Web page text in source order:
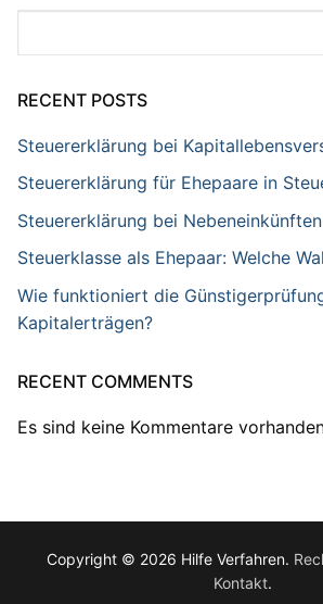
RECENT POSTS
Steuererklärung bei
Steuererklärung für Ehepaare in
Steuererklärung bei
Steuerklasse als Ehepaar: Welche
Wie funktioniert die
Kapitalerträgen?
RECENT COMMENTS
Es sind keine Kommentare
Copyright © 2026 Hilfe Verfahren.
Kontakt.